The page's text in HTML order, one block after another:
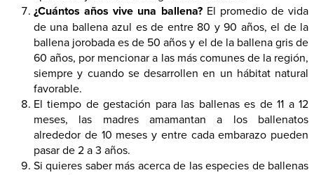
¿Cuántos años vive una ballena? El promedio de vida
de una ballena azul es de entre 80 y 90 años, el de la
ballena jorobada es de 50 años y el de la ballena gris de
60 años, por mencionar a las más comunes de la región,
siempre y cuando se desarrollen en un hábitat natural
favorable.
El tiempo de gestación para las ballenas es de 11 a 12
meses, las madres amamantan a los ballenatos
alrededor de 10 meses y entre cada embarazo pueden
pasar de 2 a 3 años.
Si quieres saber más acerca de las especies de ballenas